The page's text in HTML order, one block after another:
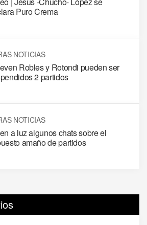
Puro Crema
NOTICIAS
Robles y Rotondi pueden ser
2 partidos
NOTICIAS
a luz algunos chats sobre el
amaño de partidos